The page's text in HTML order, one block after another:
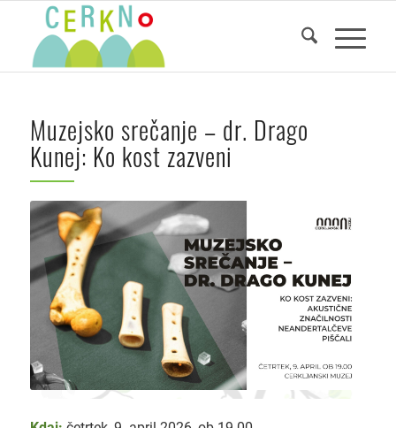
Muzejsko srečanje – dr. Drago
Kunej: Ko kost zazveni